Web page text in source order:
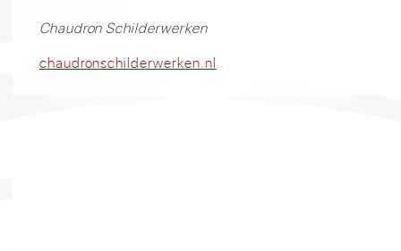
Chaudron Schilderwerken
chaudronschilderwerken.nl